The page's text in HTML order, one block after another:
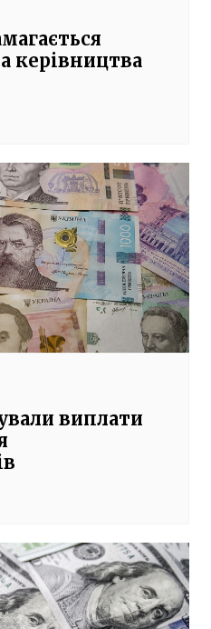
керівництва
виплати